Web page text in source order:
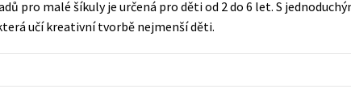
Populárně - naučná pro dospělé
Populárně - naučné pro děti
Zahraniční literatura
Zdraví a životní styl
pro malé šíkuly je určená pro děti od 2 do 6 let. S
učí kreativní tvorbě nejmenší děti.